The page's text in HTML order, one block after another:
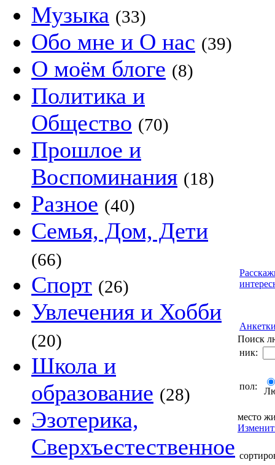
Музыка (33)
Обо мне и О нас (39)
О моём блоге (8)
Политика и
Общество (70)
Прошлое и
Воспоминания (18)
Разное (40)
Семья, Дом, Дети
(66)
Спорт (26)
Увлечения и Хобби
(20)
Школа и
образование (28)
Эзотерика,
Сверхъестественное
Поиск
ник:
пол:
место